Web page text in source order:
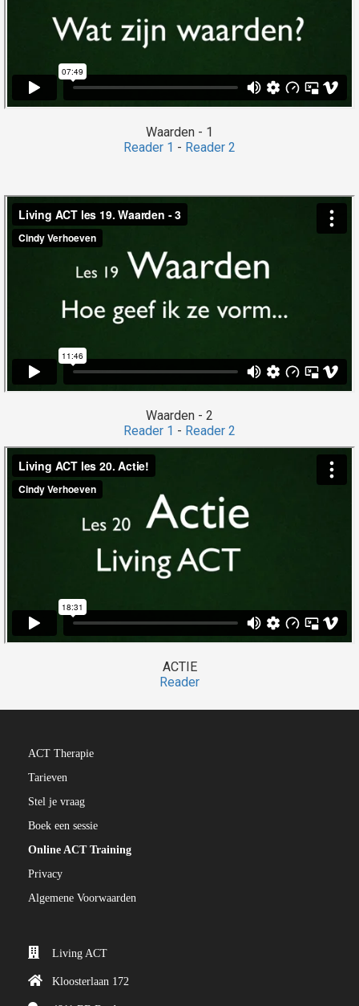
Waarden - 1
Reader 1 - Reader 2
Waarden - 2
Reader 1 - Reader 2
ACTIE
Reader
ACT Therapie
Tarieven
Stel je vraag
Boek een sessie
Online ACT Training
Privacy
Algemene Voorwaarden
Living ACT
Kloosterlaan 172